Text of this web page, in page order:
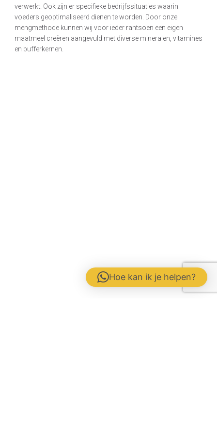
verwerkt. Ook zijn er specifieke bedrijfssituaties waarin
voeders geoptimaliseerd dienen te worden. Door onze
mengmethode kunnen wij voor ieder rantsoen een eigen
maatmeel creëren aangevuld met diverse mineralen, vitamines
en bufferkernen.
Hoe kan ik je helpen?